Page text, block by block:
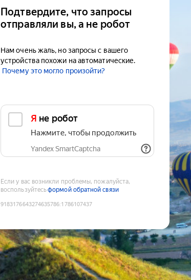
Подтвердите, что запросы
отправляли вы, а не робот
Нам очень жаль, но запросы с вашего
устройства похожи на автоматические.
Почему это могло произойти?
Я не робот
Нажмите, чтобы продолжить
Yandex SmartCaptcha
Если у вас возникли проблемы, пожалуйста,
воспользуйтесьформой обратной связи
9183176643274635786:1786107437